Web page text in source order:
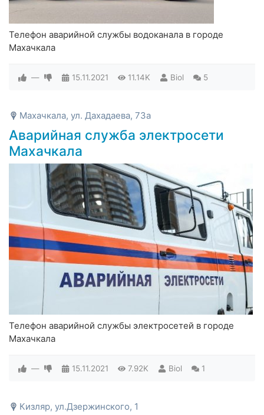
Телефон аварийной службы водоканала в городе
Махачкала
— 15.11.2021 11.14K Biol 5
Махачкала, ул. Дахадаева, 73а
Аварийная служба электросети
Махачкала
Телефон аварийной службы электросетей в городе
Махачкала
— 15.11.2021 7.92K Biol 1
Кизляр, ул.Дзержинского, 1